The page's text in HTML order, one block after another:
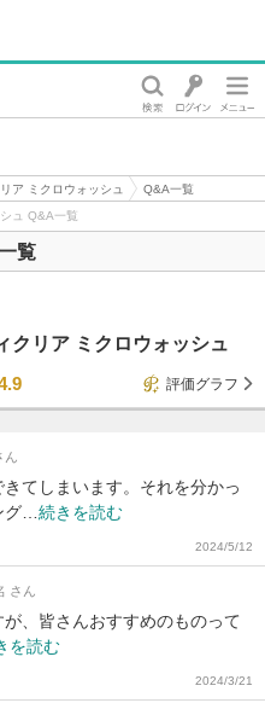
ア ミクロウォッシュ
Q&A一覧
ュ Q&A一覧
覧
クリア ミクロウォッシュ
評価グラフ
ん
てしまいます。それを分かっ
… 続きを読む
2024/5/12
さん
、皆さんおすすめのものって
を読む
2024/3/21